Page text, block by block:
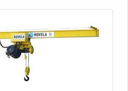
quando falamos em talha
do que visar apenas
produtos e serviços que
e excelente custo-
mas de grande valia
e seriedade da empresa.É